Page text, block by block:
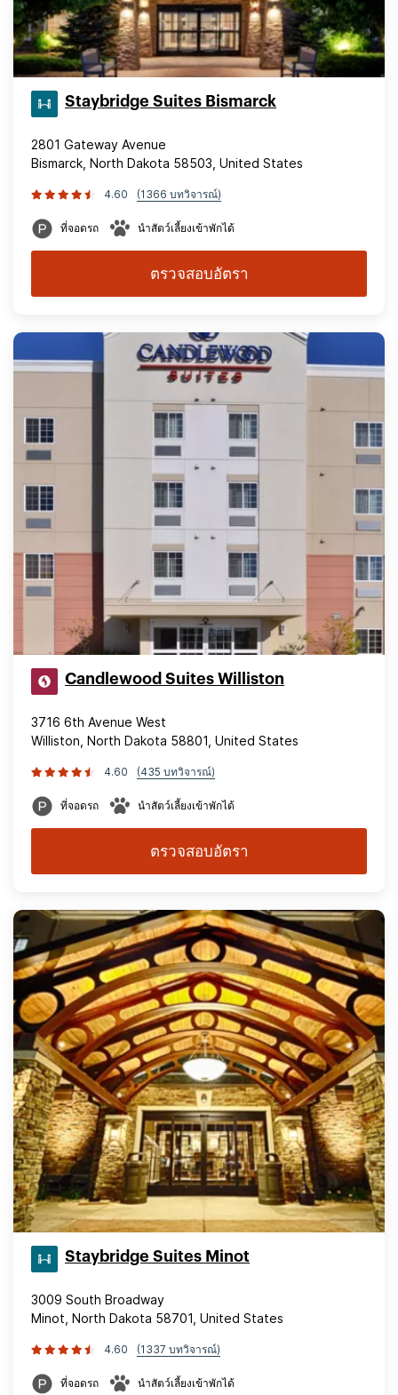
Staybridge Suites Bismarck
2801 Gateway Avenue
Bismarck, North Dakota 58503, United States
4.60 (1366 บทวิจารณ์)
ที่จอดรถ นำสัตว์เลี้ยงเข้าพักได้
ตรวจสอบอัตรา
Candlewood Suites Williston
3716 6th Avenue West
Williston, North Dakota 58801, United States
4.60 (435 บทวิจารณ์)
ที่จอดรถ นำสัตว์เลี้ยงเข้าพักได้
ตรวจสอบอัตรา
Staybridge Suites Minot
3009 South Broadway
Minot, North Dakota 58701, United States
4.60 (1337 บทวิจารณ์)
ที่จอดรถ นำสัตว์เลี้ยงเข้าพักได้